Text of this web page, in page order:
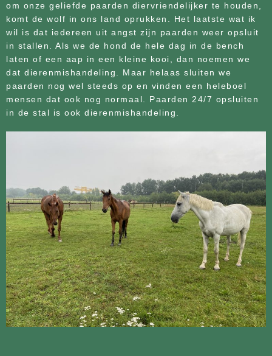
om onze geliefde paarden diervriendelijker te houden,
komt de wolf in ons land oprukken. Het laatste wat ik
wil is dat iedereen uit angst zijn paarden weer opsluit
in stallen. Als we de hond de hele dag in de bench
laten of een aap in een kleine kooi, dan noemen we
dat dierenmishandeling. Maar helaas sluiten we
paarden nog wel steeds op en vinden een heleboel
mensen dat ook nog normaal. Paarden 24/7 opsluiten
in de stal is ook dierenmishandeling.